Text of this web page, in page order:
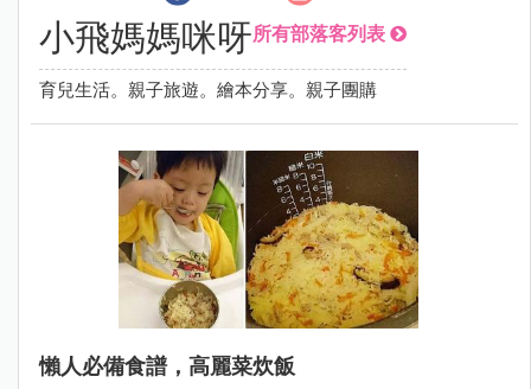
小飛媽媽咪呀所有部落客列表
育兒生活。親子旅遊。繪本分享。親子團購
懶人必備食譜，高麗菜炊飯